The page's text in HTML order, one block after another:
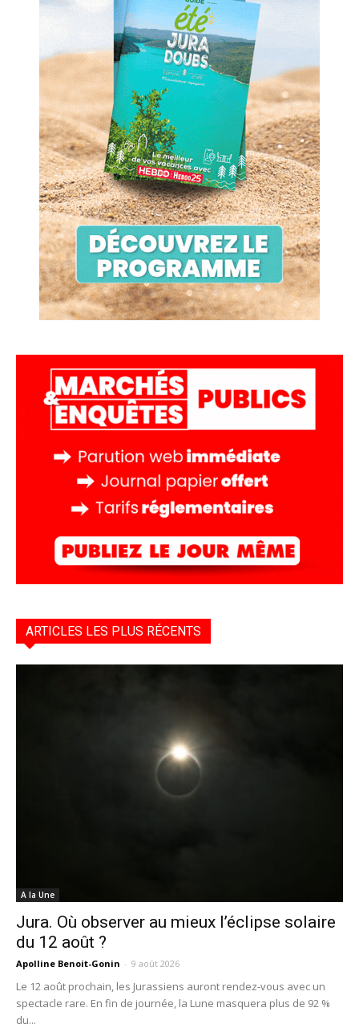
ARTICLES LES PLUS RÉCENTS
A la Une
Jura. Où observer au mieux l’éclipse solaire
du 12 août ?
Apolline Benoit-Gonin - 9 août 2026
Le 12 août prochain, les Jurassiens auront rendez-vous avec un
spectacle rare. En fin de journée, la Lune masquera plus de 92 %
du...